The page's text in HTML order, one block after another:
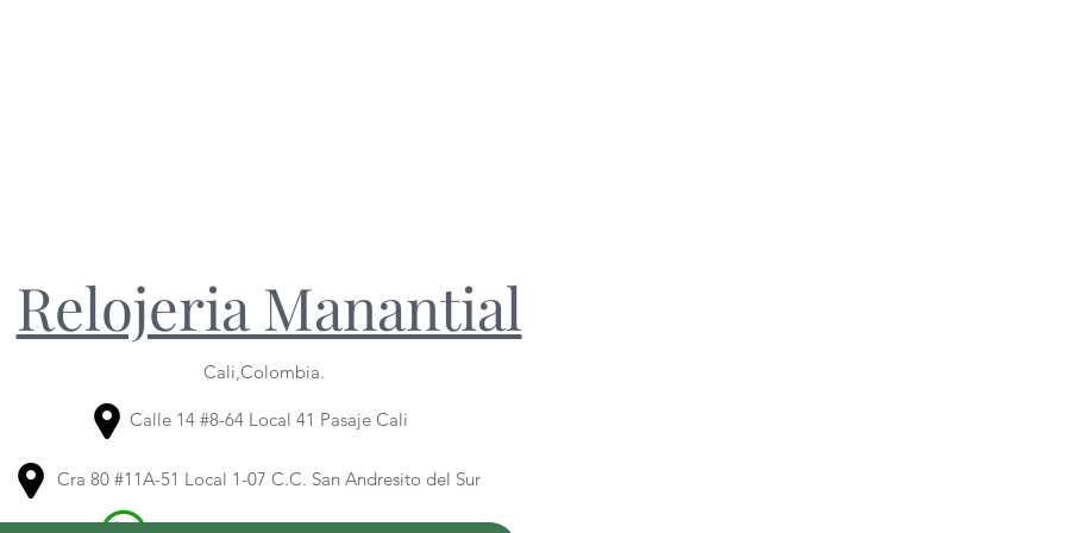
Relojeria Manantial
Cali,Colombia.
Calle 14 #8-64 Local 41 Pasaje Cali
Cra 80 #11A-51 Local 1-07 C.C. San Andresito del Sur